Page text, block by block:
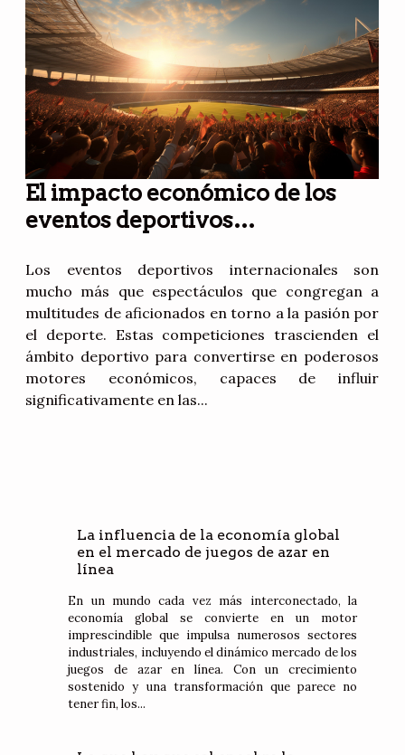
El impacto económico de los
eventos deportivos
economías locales
Los eventos deportivos internacionales son
mucho más que espectáculos que congregan a
multitudes de aficionados en torno a la pasión por
el deporte. Estas competiciones trascienden el
ámbito deportivo para convertirse en poderosos
motores económicos, capaces de influir
significativamente en las...
La influencia de la economía global
en el mercado de juegos de azar en
línea
En un mundo cada vez más interconectado, la
economía global se convierte en un motor
imprescindible que impulsa numerosos sectores
industriales, incluyendo el dinámico mercado de los
juegos de azar en línea. Con un crecimiento
sostenido y una transformación que parece no
tener fin, los...